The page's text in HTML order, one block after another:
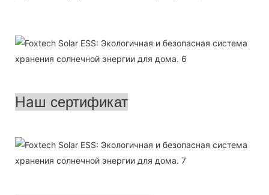
Наш сертификат